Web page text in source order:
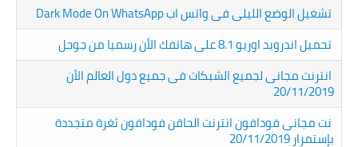
تشغيل الوضع الليلى فى واتس اب Dark Mode On WhatsApp
تحميل اندرويد اوريو 8.1 على هاتفك الأن رسميا من جوجل
انترنت مجانى لجميع الشبكات فى جميع دول العالم الأن
20/11/2019
نت مجانى فودافون انترنت الحاقن فودافون ثغرة متجددة
بإستمرار 20/11/2019